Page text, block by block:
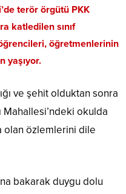
terör örgütü PKK
katledilen sınıf
öğretmenlerinin
yaşıyor.
ve şehit olduktan sonra
Mahallesi’ndeki okulda
olan özlemlerini dile
bakarak duygu dolu